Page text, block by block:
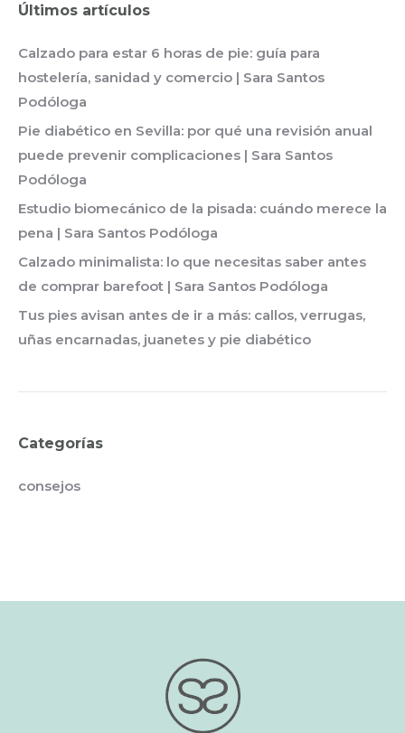
Últimos artículos
Calzado para estar 6 horas de pie: guía para
hostelería, sanidad y comercio | Sara Santos
Podóloga
Pie diabético en Sevilla: por qué una revisión anual
puede prevenir complicaciones | Sara Santos
Podóloga
Estudio biomecánico de la pisada: cuándo merece la
pena | Sara Santos Podóloga
Calzado minimalista: lo que necesitas saber antes
de comprar barefoot | Sara Santos Podóloga
Tus pies avisan antes de ir a más: callos, verrugas,
uñas encarnadas, juanetes y pie diabético
Categorías
consejos